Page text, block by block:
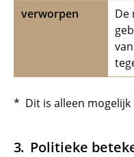
verworpen
De
* Dit is alleen mogelijk
Politieke